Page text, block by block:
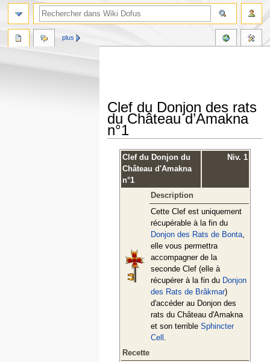
Clef du Donjon des rats
du Château d’Amakna
n°1
navigation
recherche
Clef du Donjon du
Château d'Amakna
n°1
Niv. 1
Description
Cette Clef est uniquement
récupérable à la fin du
Donjon des Rats de Bonta,
elle vous permettra
accompagner de la
seconde Clef (elle à
récupérer à la fin du Donjon
des Rats de Brâkmar)
d'accéder au Donjon des
rats du Château d'Amakna
et son terrible Sphincter
Cell .
Recette
plus